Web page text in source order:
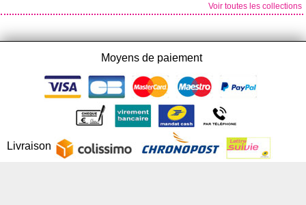
EMPREINTE
Voir toutes les collections
Moyens de paiement
Livraison